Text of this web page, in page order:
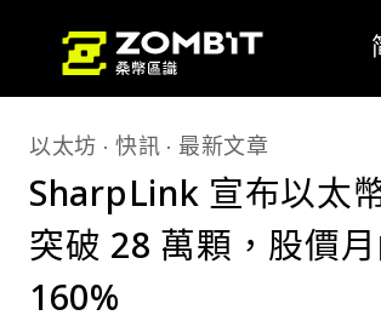
以太坊 快訊 最新文章
SharpLink 宣布以太
突破 28 萬顆，股價
160%